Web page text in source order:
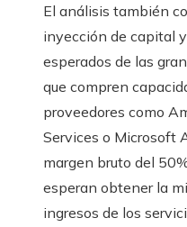
El análisis también
inyección de capital
esperados de las
que compren
proveedores como
Services o Microsoft
margen bruto del
esperan obtener la
ingresos de los